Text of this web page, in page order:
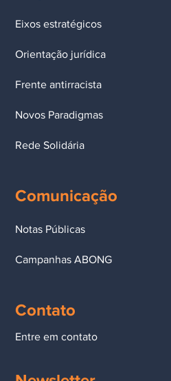
Eixos estratégicos
Orientação jurídica
Frente antirracista
Novos Paradigmas
Rede Solidária
Comunicação
Notas Públicas
Campanhas ABONG
Contato
Entre em contato